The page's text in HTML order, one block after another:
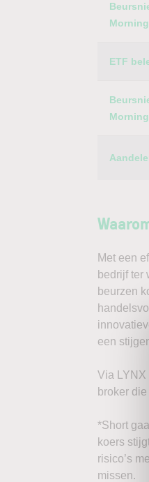
ETF
Met een
bedrijf ter
beurzen
een
Via LYNX
broker
*Short
koers
risico’s
missen.